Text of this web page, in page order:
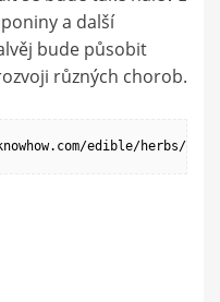
a další
bude působit
různých chorob.
edible/herbs/